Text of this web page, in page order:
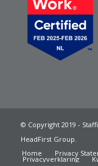
© Copyright 2019 -
HeadFirst Group.
Home
Privacy
Privacyverklaring